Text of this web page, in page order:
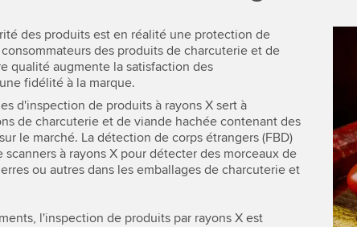
des produits est en réalité une protection de
des produits de charcuterie et de
qualité augmente la satisfaction des
fidélité à la marque.
d'inspection de produits à rayons X sert à
de charcuterie et de viande hachée contenant des
le marché. La détection de corps étrangers (FBD)
à rayons X pour détecter des morceaux de
ou autres dans les emballages de charcuterie et
l'inspection de produits par rayons X est